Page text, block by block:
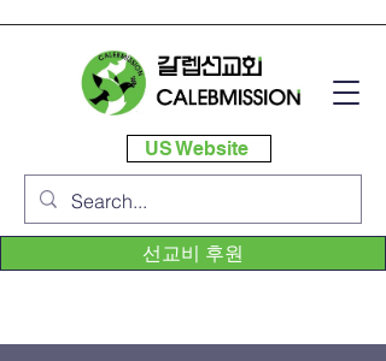
US Website
선교비 후원